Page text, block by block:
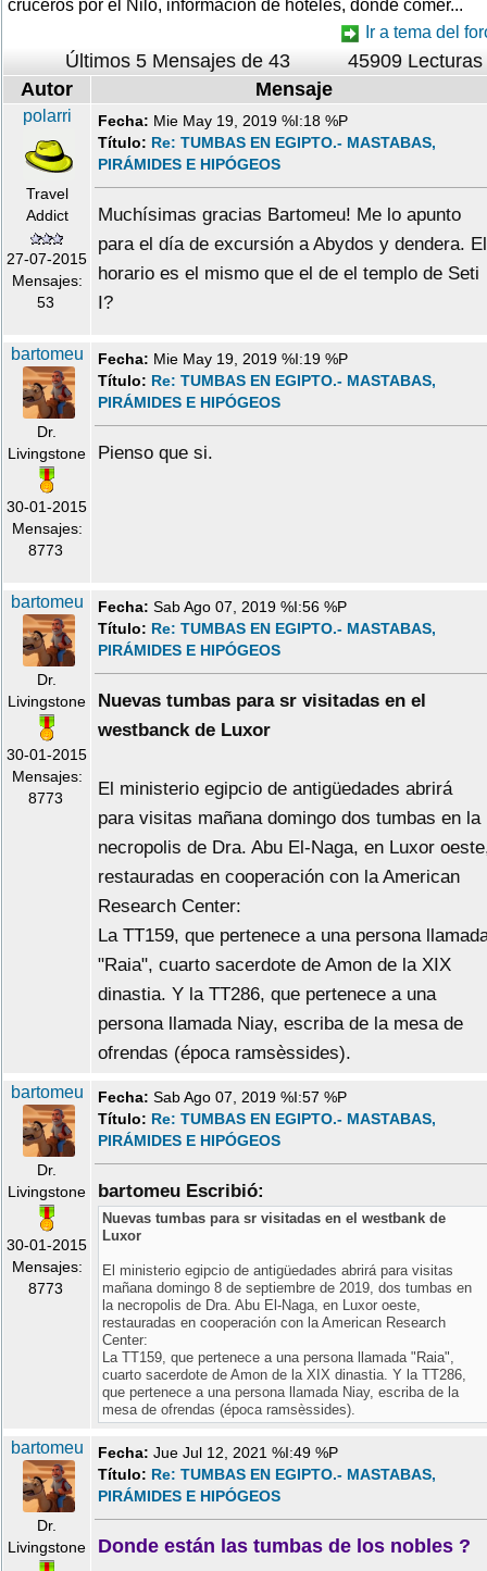
cruceros por el Nilo, informacion de hoteles, donde comer...
Ir a tema del
Últimos 5 Mensajes de 43
45909 Lecturas
Autor
Mensaje
polarri
Travel
Addict
27-07-2015
Mensajes:
53
Fecha: Mie May 19, 2019 %I:18 %P
Título: Re: TUMBAS EN EGIPTO.- MASTABAS,
PIRÁMIDES E HIPÓGEOS
Muchísimas gracias Bartomeu! Me lo apunto
para el día de excursión a Abydos y dendera. El
horario es el mismo que el de el templo de Seti
I?
bartomeu
Dr.
Livingstone
30-01-2015
Mensajes:
8773
Fecha: Mie May 19, 2019 %I:19 %P
Título: Re: TUMBAS EN EGIPTO.- MASTABAS,
PIRÁMIDES E HIPÓGEOS
Pienso que si.
bartomeu
Dr.
Livingstone
30-01-2015
Mensajes:
8773
Fecha: Sab Ago 07, 2019 %I:56 %P
Título: Re: TUMBAS EN EGIPTO.- MASTABAS,
PIRÁMIDES E HIPÓGEOS
Nuevas tumbas para sr visitadas en el
westbanck de Luxor
El ministerio egipcio de antigüedades abrirá
para visitas mañana domingo dos tumbas en la
necropolis de Dra. Abu El-Naga, en Luxor
restauradas en cooperación con la American
Research Center:
La TT159, que pertenece a una persona
"Raia", cuarto sacerdote de Amon de la XIX
dinastia. Y la TT286, que pertenece a una
persona llamada Niay, escriba de la mesa de
ofrendas (época ramsèssides).
bartomeu
Dr.
Livingstone
30-01-2015
Mensajes:
8773
Fecha: Sab Ago 07, 2019 %I:57 %P
Título: Re: TUMBAS EN EGIPTO.- MASTABAS,
PIRÁMIDES E HIPÓGEOS
bartomeu Escribió:
Nuevas tumbas para sr visitadas en el westbank de
Luxor
El ministerio egipcio de antigüedades abrirá para visitas
mañana domingo 8 de septiembre de 2019, dos tumbas en
la necropolis de Dra. Abu El-Naga, en Luxor oeste,
restauradas en cooperación con la American Research
Center:
La TT159, que pertenece a una persona llamada "Raia",
cuarto sacerdote de Amon de la XIX dinastia. Y la TT286,
que pertenece a una persona llamada Niay, escriba de la
mesa de ofrendas (época ramsèssides).
bartomeu
Dr.
Livingstone
Fecha: Jue Jul 12, 2021 %I:49 %P
Título: Re: TUMBAS EN EGIPTO.- MASTABAS,
PIRÁMIDES E HIPÓGEOS
Donde están las tumbas de los nobles ?